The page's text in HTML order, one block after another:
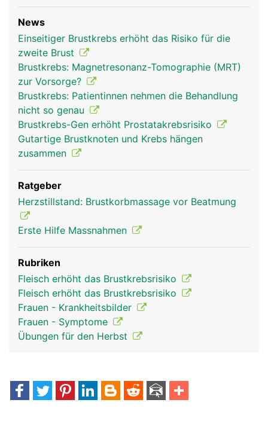
Brust Frau
News
Einseitiger Brustkrebs erhöht das Risiko für die
zweite Brust
Brustkrebs: Magnetresonanz-Tomographie (MRT)
zur Vorsorge?
Brustkrebs: Patientinnen nehmen die Behandlung
nicht so genau
Brustkrebs-Gen erhöht Prostatakrebsrisiko
Gutartige Brustknoten und Krebs hängen
zusammen
Ratgeber
Herzstillstand: Brustkorbmassage vor Beatmung
Erste Hilfe Massnahmen
Rubriken
Fleisch erhöht das Brustkrebsrisiko
Fleisch erhöht das Brustkrebsrisiko
Frauen - Krankheitsbilder
Frauen - Symptome
Übungen für den Herbst